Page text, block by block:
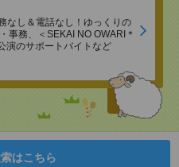
なし＆電話なし！ゆっくりの
事務、＜SEKAI NO OWARI＊
演のサポートバイトなど
はこちら